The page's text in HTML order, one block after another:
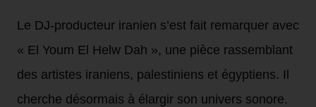
Le DJ-producteur iranien s’est fait remarquer avec
« El Youm El Helw Dah », une pièce rassemblant
des artistes iraniens, palestiniens et égyptiens. Il
cherche désormais à élargir son univers sonore.